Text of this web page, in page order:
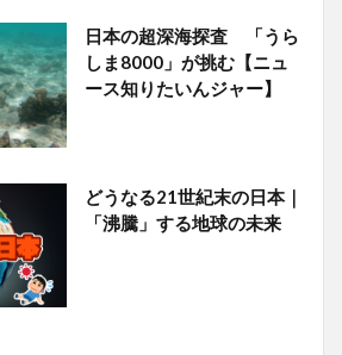
日本の超深海探査 「うら
しま8000」が挑む【ニュ
ース知りたいんジャー】
どうなる21世紀末の日本｜
「沸騰」する地球の未来